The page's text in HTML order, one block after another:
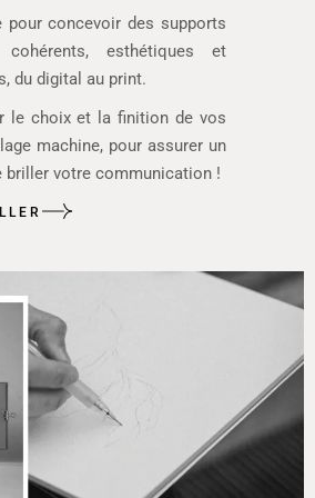
pour concevoir des supports
esthétiques et
du digital au print.
le choix et la finition de vos
machine, pour assurer un
briller votre communication !